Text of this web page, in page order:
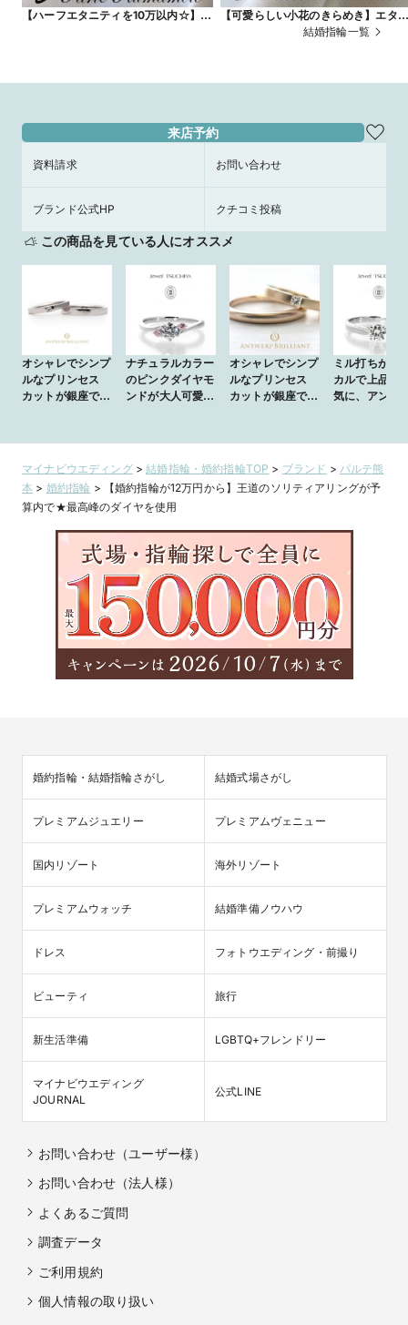
【ハーフエタニティを10万以内☆】鍛
【可愛らしい小花のきらめき】エタニ
ティ感覚なのに派手過ぎずクラシカル
結婚指輪一覧
来店予約
資料請求 お問い合わせ
ブランド公式HP クチコミ投稿
この商品を見ている人にオススメ
オシャレでシンプ
ルなプリンセス
カットが銀座で人
Princess
【Carre】
ナチュラルカラー
のピンクダイヤモ
ンドが大人可愛い
フルール】
rubida rose
オシャレでシンプ
ルなプリンセス
カットが銀座で人
Princess
【Carre】
ミル打ちがク
カルで上品な
気に、アンテ
ト・アンティ
ク】ruida
マイナビウエディング>結婚指輪・婚約指輪TOP > ブランド > パルテ熊
本 > 婚約指輪 >
【婚約指輪が12万円から】王道のソリティアリングが予
算内で★最高峰のダイヤを使用
婚約指輪・結婚指輪さがし 結婚式場さがし
プレミアムジュエリー プレミアムヴェニュー
国内リゾート 海外リゾート
プレミアムウォッチ 結婚準備ノウハウ
ドレス フォトウエディング・前撮り
ビューティ 旅行
新生活準備 LGBTQ+フレンドリー
マイナビウエディング
JOURNAL
公式LINE
お問い合わせ（ユーザー様）
お問い合わせ（法人様）
よくあるご質問
調査データ
ご利用規約
個人情報の取り扱い